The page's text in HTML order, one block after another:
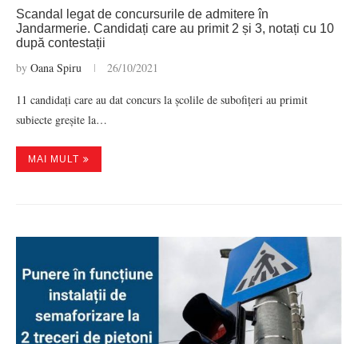
Scandal legat de concursurile de admitere în
Jandarmerie. Candidați care au primit 2 și 3, notați cu 10
după contestații
by Oana Spiru 26/10/2021
11 candidați care au dat concurs la școlile de subofițeri au primit
subiecte greșite la…
MAI MULT